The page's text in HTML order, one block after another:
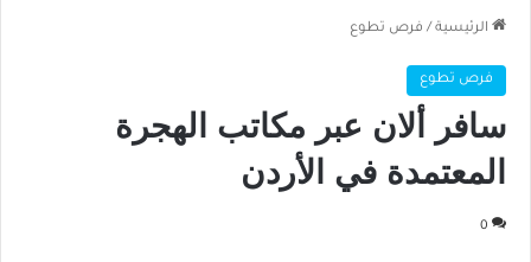
الرئيسية / فرص تطوع
فرص تطوع
سافر ألان عبر مكاتب الهجرة
المعتمدة في الأردن
0